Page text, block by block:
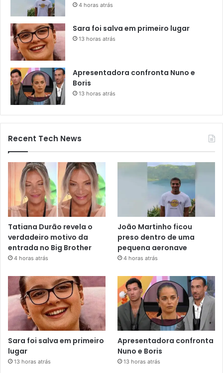
4 horas atrás
Sara foi salva em primeiro lugar
13 horas atrás
Apresentadora confronta Nuno e
Boris
13 horas atrás
Recent Tech News
Tatiana Durão revela o
verdadeiro motivo da
entrada no Big Brother
4 horas atrás
João Martinho ficou
preso dentro de uma
pequena aeronave
4 horas atrás
Sara foi salva em primeiro
lugar
13 horas atrás
Apresentadora confronta
Nuno e Boris
13 horas atrás